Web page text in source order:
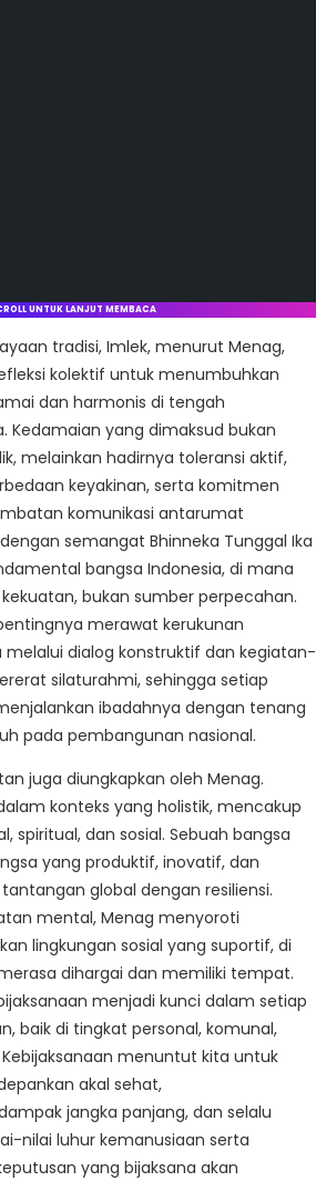
UNTUK LANJUT MEMBACA
tradisi, Imlek, menurut Menag,
kolektif untuk menumbuhkan
dan harmonis di tengah
Kedamaian yang dimaksud bukan
melainkan hadirnya toleransi aktif,
keyakinan, serta komitmen
komunikasi antarumat
semangat Bhinneka Tunggal Ika
bangsa Indonesia, di mana
bukan sumber perpecahan.
merawat kerukunan
dialog konstruktif dan kegiatan-
silaturahmi, sehingga setiap
ibadahnya dengan tenang
pada pembangunan nasional.
juga diungkapkan oleh Menag.
konteks yang holistik, mencakup
spiritual, dan sosial. Sebuah bangsa
yang produktif, inovatif, dan
global dengan resiliensi.
mental, Menag menyoroti
lingkungan sosial yang suportif, di
dihargai dan memiliki tempat.
menjadi kunci dalam setiap
baik di tingkat personal, komunal,
menuntut kita untuk
akal sehat,
jangka panjang, dan selalu
nilai luhur kemanusiaan serta
yang bijaksana akan